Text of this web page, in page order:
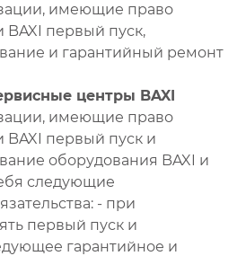
имеющие право
первый пуск,
и гарантийный ремонт
центры BAXI
имеющие право
BAXI первый пуск и
оборудования BAXI и
следующие
- при
первый пуск и
гарантийное и